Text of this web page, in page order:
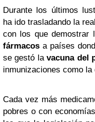
Durante los últimos
ha ido trasladando la
con los que
fármacos a países
se gestó lavacuna del
inmunizaciones como la
Cada vez más
pobres o con